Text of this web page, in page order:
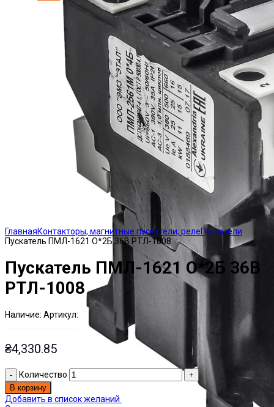
ГлавнаяКонтакторы, магнитные пускатели, релеПускатели
Пускатель ПМЛ-1621 О*2Б 36В РТЛ-1008
Пускатель ПМЛ-1621 О*2Б 36В
РТЛ-1008
Наличие: Есть на складе
Артикул:
ЭТАЛ0173520
₴4,330.85
Количество
В корзину
Добавить в список желаний